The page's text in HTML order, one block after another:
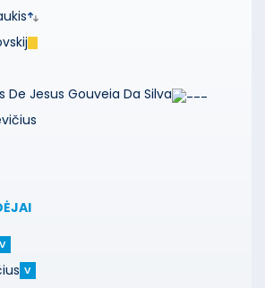
De Jesus Gouveia Da Silva
V
V